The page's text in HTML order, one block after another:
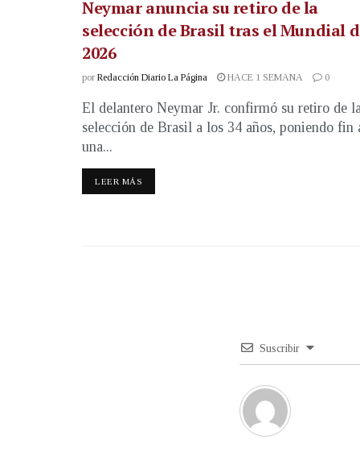
Neymar anuncia su retiro de la
selección de Brasil tras el Mundial
2026
por Redacción Diario La Página HACE 1 SEMANA 0
El delantero Neymar Jr. confirmó su retiro de la
selección de Brasil a los 34 años, poniendo fin
una...
LEER MÁS
Suscribir